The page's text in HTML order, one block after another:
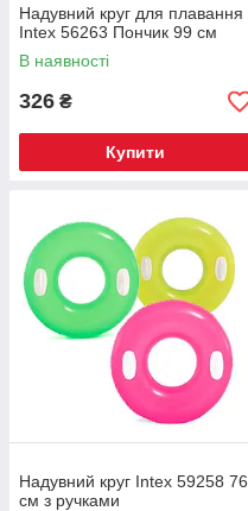
Надувний круг для плавання
Intex 56263 Пончик 99 см
В наявності
326 ₴
Купити
Надувний круг Intex 59258 76
см з ручками